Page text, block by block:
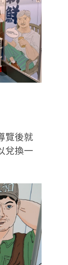
覽後就
兌換一